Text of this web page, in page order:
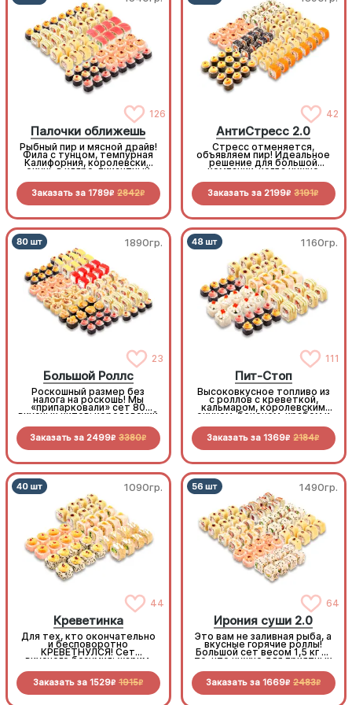
126
Палочки оближешь
Рыбный пир и мясной драйв!
Фила с тунцом, темпурная
Калифорния, королевский
окунь в кляре, пикантный
свежесть овощей и
нежность морепродуктов.
Заказать за 1789R 2842R
42
АнтиСтресс 2.0
Стресс отменяется,
объявляем пир! Идеальное
решение для большой
компании, когда нужно
выгодно
Заказать за 2199R 3191R
1890гр.
23
Большой Роллс
Роскошный размер без
налога на роскошь! Мы
«припарковали» сет 80
вкусных хитов: королевский
нежная курочка, снежный
краб… список начинок
Заказать за 2499R 3380R
1160гр.
111
Пит-Стоп
Высоковкусное топливо из
с роллов с креветкой,
кальмаром, королевским
окунем, беконом, крабом и
Заправься до полного!
Заказать за 1369R 2184R
1090гр.
44
Креветинка
Для тех, кто окончательно
и бесповоротно
КРЕВЕТНУЛСЯ! Сет
вкусного безумия: жарим,
морепродукт. Лучшее
средство от креветочной
Заказать за 1529R 1915R
1490гр.
64
Ирония суши 2.0
Это вам не заливная рыба, а
вкусные горячие роллы!
Большой сет весом 1,5 кг —
то, что нужно для приятных
это по очень «вкусной»
цене.
Заказать за 1669R 2483R